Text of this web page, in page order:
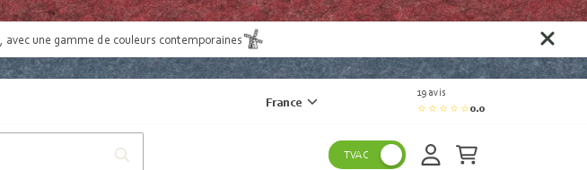
, avec une gamme de couleurs contemporaines
France
19 avis
0.0
TVAC